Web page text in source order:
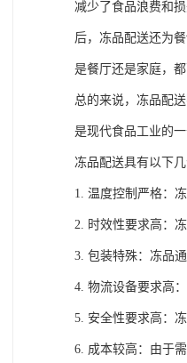
减少了食品浪费和
后，冻品配送还为
是餐厅还是家庭，
总的来说，冻品配
是现代食品工业的一
冻品配送具有以下几
1. 温度控制严格：
2. 时效性要求高：
3. 包装特殊：冻品
4. 物流设备要求高
5. 安全性要求高：
6. 成本较高：由于